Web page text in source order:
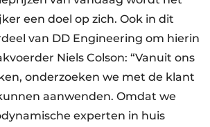
een doel op zich. Ook in dit
van DD Engineering om hierin
Niels Colson: “Vanuit ons
onderzoeken we met de klant
aanwenden. Omdat we
experten in huis